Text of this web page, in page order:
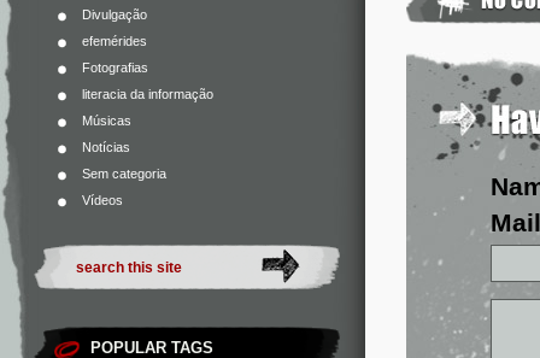
Divulgação
efemérides
Fotografias
literacia da informação
Músicas
Notícias
Sem categoria
Vídeos
POPULAR TAGS